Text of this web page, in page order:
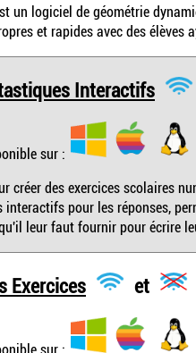
un logiciel de géométrie
et rapides avec des
Interactifs
sur :
créer des exercices scolaires
interactifs pour les réponses,
leur faut fournir pour écrire
Exercices et